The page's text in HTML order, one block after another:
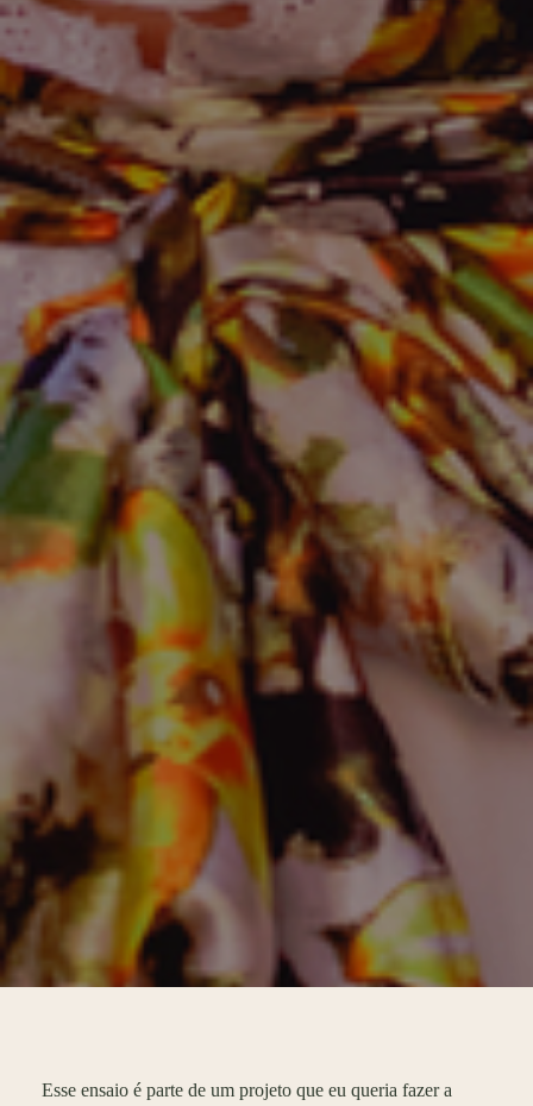
Esse ensaio é parte de um projeto que eu queria fazer a